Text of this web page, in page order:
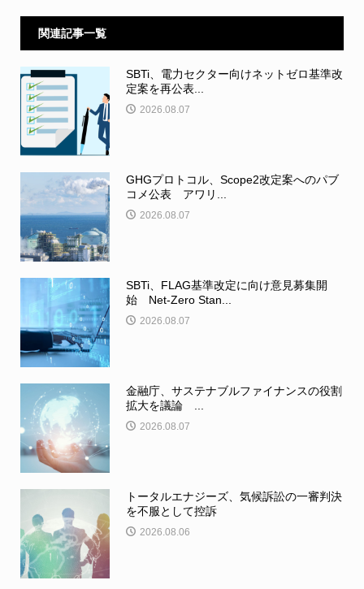
関連記事一覧
SBTi、電力セクター向けネットゼロ基準改
定案を再公表...
2026.08.07
GHGプロトコル、Scope2改定案へのパブ
コメ公表 アワリ...
2026.08.07
SBTi、FLAG基準改定に向け意見募集開
始 Net-Zero Stan...
2026.08.07
金融庁、サステナブルファイナンスの役割
拡大を議論 ...
2026.08.07
トータルエナジーズ、気候訴訟の一審判決
を不服として控訴
2026.08.06